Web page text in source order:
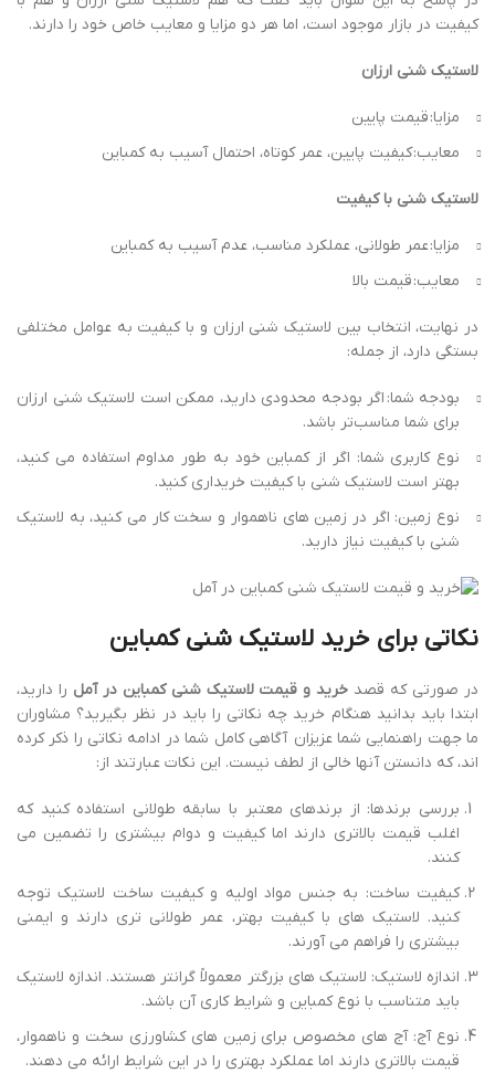
کیفیت در بازار موجود است، اما هر دو مزایا و معایب خاص خود را دارند.
لاستیک شنی ارزان
مزایا: قیمت پایین
معایب: کیفیت پایین، عمر کوتاه، احتمال آسیب به کمباین
لاستیک شنی با کیفیت
مزایا: عمر طولانی، عملکرد مناسب، عدم آسیب به کمباین
معایب: قیمت بالا
در نهایت، انتخاب بین لاستیک شنی ارزان و با کیفیت به عوامل مختلفی
بستگی دارد، از جمله:
بودجه شما: اگر بودجه محدودی دارید، ممکن است لاستیک شنی ارزان
برای شما مناسب‌تر باشد.
نوع کاربری شما: اگر از کمباین خود به طور مداوم استفاده می‌ کنید،
بهتر است لاستیک شنی با کیفیت خریداری کنید.
نوع زمین: اگر در زمین‌ های ناهموار و سخت کار می‌ کنید، به لاستیک
شنی با کیفیت نیاز دارید.
نکاتی برای خرید لاستیک شنی کمباین
در صورتی که قصد خرید و قیمت لاستیک شنی کمباین در آمل را دارید،
ابتدا باید بدانید هنگام خرید چه نکاتی را باید در نظر بگیرید؟ مشاوران
ما جهت راهنمایی شما عزیزان آگاهی کامل شما در ادامه نکاتی را ذکر کرده
اند، که دانستن آنها خالی از لطف نیست. این نکات عبارتند از:
بررسی برندها: از برندهای معتبر با سابقه طولانی استفاده کنید که
اغلب قیمت بالاتری دارند اما کیفیت و دوام بیشتری را تضمین می
کنند.
کیفیت ساخت: به جنس مواد اولیه و کیفیت ساخت لاستیک توجه
کنید. لاستیک های با کیفیت بهتر، عمر طولانی تری دارند و ایمنی
بیشتری را فراهم می آورند.
اندازه لاستیک: لاستیک های بزرگتر معمولاً گرانتر هستند. اندازه لاستیک
باید متناسب با نوع کمباین و شرایط کاری آن باشد.
نوع آج: آج های مخصوص برای زمین های کشاورزی سخت و ناهموار،
قیمت بالاتری دارند اما عملکرد بهتری را در این شرایط ارائه می دهند.